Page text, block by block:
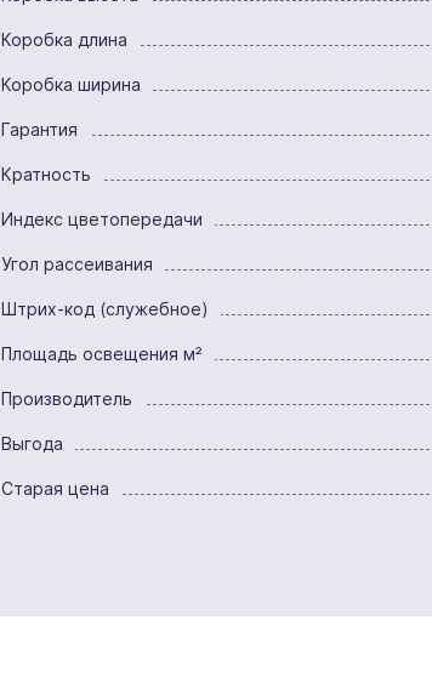
Коробка длина
Коробка ширина
Гарантия
Кратность
Индекс цветопередачи
Угол рассеивания
Штрих-код (служебное)
Площадь освещения м²
Производитель
Выгода
Старая цена